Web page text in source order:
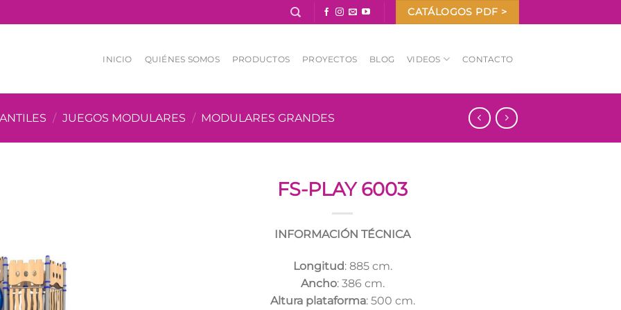
CATÁLOGOS PDF >
INICIO QUIÉNES SOMOS PRODUCTOS PROYECTOS BLOG VIDEOS CONTACTO
/ JUEGOS MODULARES / MODULARES GRANDES
FS-PLAY 6003
INFORMACIÓN TÉCNICA
Longitud: 885 cm.
Ancho: 386 cm.
Altura plataforma: 500 cm.